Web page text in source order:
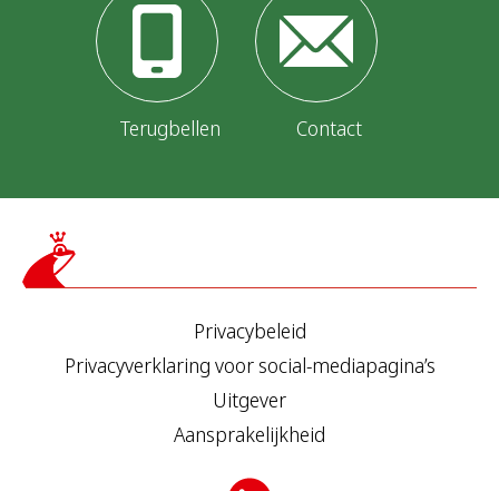
Terugbellen Contact
Privacybeleid
Privacyverklaring voor social-mediapagina’s
Uitgever
Aansprakelijkheid